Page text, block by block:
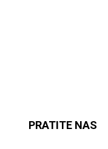
PRATITE NAS